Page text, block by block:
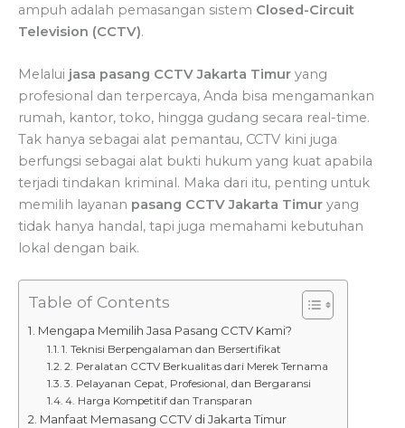
ampuh adalah pemasangan sistem Closed-Circuit
Television (CCTV).
Melalui jasa pasang CCTV Jakarta Timur yang
profesional dan terpercaya, Anda bisa mengamankan
rumah, kantor, toko, hingga gudang secara real-time.
Tak hanya sebagai alat pemantau, CCTV kini juga
berfungsi sebagai alat bukti hukum yang kuat apabila
terjadi tindakan kriminal. Maka dari itu, penting untuk
memilih layanan pasang CCTV Jakarta Timur yang
tidak hanya handal, tapi juga memahami kebutuhan
lokal dengan baik.
Table of Contents
Mengapa Memilih Jasa Pasang CCTV Kami?
1. Teknisi Berpengalaman dan Bersertifikat
2. Peralatan CCTV Berkualitas dari Merek Ternama
3. Pelayanan Cepat, Profesional, dan Bergaransi
4. Harga Kompetitif dan Transparan
Manfaat Memasang CCTV di Jakarta Timur